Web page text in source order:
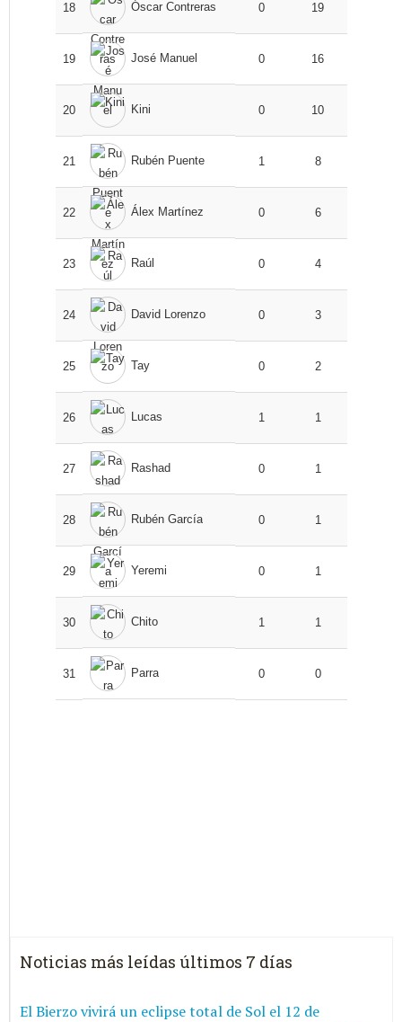
18 Óscar Contreras 0 19
19 José Manuel 0 16
20 Kini 0 10
21 Rubén Puente 1 8
22 Álex Martínez 0 6
23 Raúl 0 4
24 David Lorenzo 0 3
25 Tay 0 2
26 Lucas 1 1
27 Rashad 0 1
28 Rubén García 0 1
29 Yeremi 0 1
30 Chito 1 1
31 Parra 0 0
Noticias más leídas últimos 7 días
El Bierzo vivirá un eclipse total de Sol el 12 de